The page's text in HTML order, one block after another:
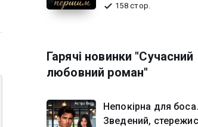
158 стор.
Гарячі новинки "Сучасний
любовний роман"
Непокірна для боса.
Зведений,